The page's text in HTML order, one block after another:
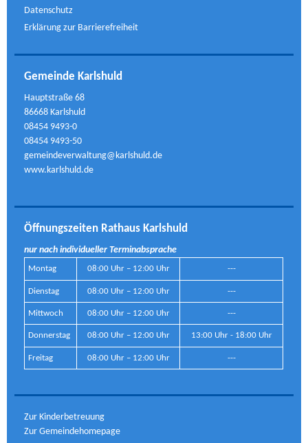
Datenschutz
Erklärung zur Barrierefreiheit
Gemeinde Karlshuld
Hauptstraße 68
86668 Karlshuld
08454 9493-0
08454 9493-50
gemeindeverwaltung@karlshuld.de
www.karlshuld.de
Öffnungszeiten Rathaus Karlshuld
nur nach individueller Terminabsprache
Montag 08:00 Uhr – 12:00 Uhr ---
Dienstag 08:00 Uhr – 12:00 Uhr ---
Mittwoch 08:00 Uhr – 12:00 Uhr ---
Donnerstag 08:00 Uhr – 12:00 Uhr 13:00 Uhr - 18:00 Uhr
Freitag 08:00 Uhr – 12:00 Uhr ---
Zur Kinderbetreuung
Zur Gemeindehomepage